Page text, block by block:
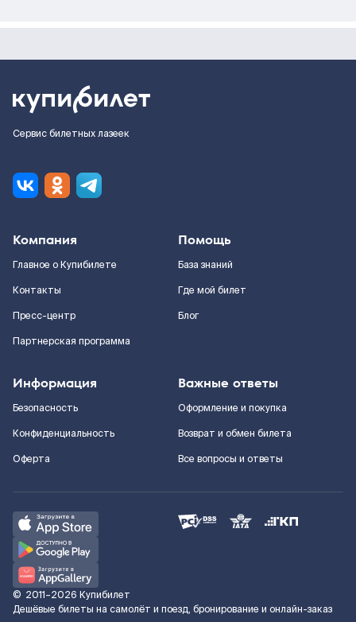
Сервис билетных лазеек
Компания
Главное о Купибилете
Контакты
Пресс-центр
Партнерская программа
Помощь
База знаний
Где мой билет
Блог
Информация
Безопасность
Конфиденциальность
Оферта
Важные ответы
Оформление и покупка
Возврат и обмен билета
Все вопросы и ответы
© 2011–2026 Купибилет
Дешёвые билеты на самолёт и поезд, бронирование и онлайн-заказ